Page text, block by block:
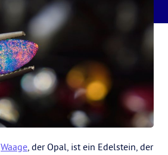
Waage, der Opal, ist ein Edelstein, der